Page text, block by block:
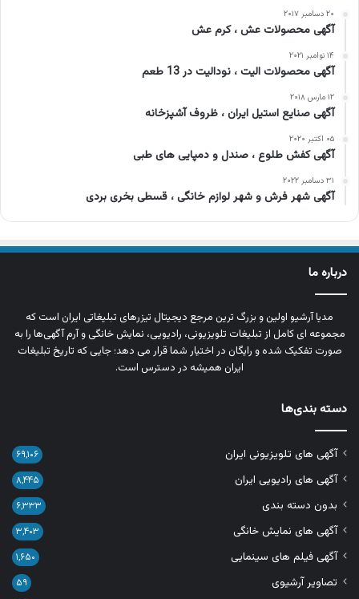
۲۰ دسامبر ۲۰۱۷
آگهی محصولات عش ، کرم عش
۱۴ نوامبر ۲۰۲۱
آگهی محصولات الیت ، نودالیت در 13 طعم
۱۲ مارس ۲۰۱۸
آگهی صنایع استیل ایران ، ظروف آشپزخانه
۰۵ اکتبر ۲۰۲۰
آگهی کفش طلوع ، صندل و دمپایی های طبی
۳۱ دسامبر ۲۰۲۲
آگهی شهر فرش و شهر لوازم خانگی ، قسطی بخری بردی
درباره ما
مدیا آرشیو اولین و بزرگ‌ ترین مرجع دیجیتال تیزرهای تبلیغاتی ایران است که
مجموعه‌ ای کامل از تبلیغات تلویزیونی، رادیویی، نمایش خانگی و آرم‌ آگهی‌ها را به‌
صورت تفکیک‌ شده و رایگان در اختیار شما قرار می‌ دهد؛ جایی که تاریخ تبلیغات
ایران همیشه در دسترس است.
دسته بندی‌ها
آگهی های تلویزیونی ایران ۶۹,۱۰۶
آگهی های رادیویی ایران ۸,۴۴۵
بدون دسته بندی ۶,۳۳۳
آگهی های نمایش خانگی ۳,۴۰۳
آگهی فیلم های سینمایی ۱,۶۵۰
تصاویر آرشیوی ۵۹